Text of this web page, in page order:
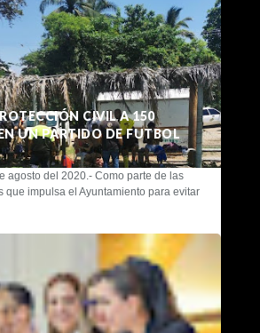
CIVIL A 150
UN PARTIDO DE FUTBOL
agosto del 2020.- Como parte de las
que impulsa el Ayuntamiento para evitar